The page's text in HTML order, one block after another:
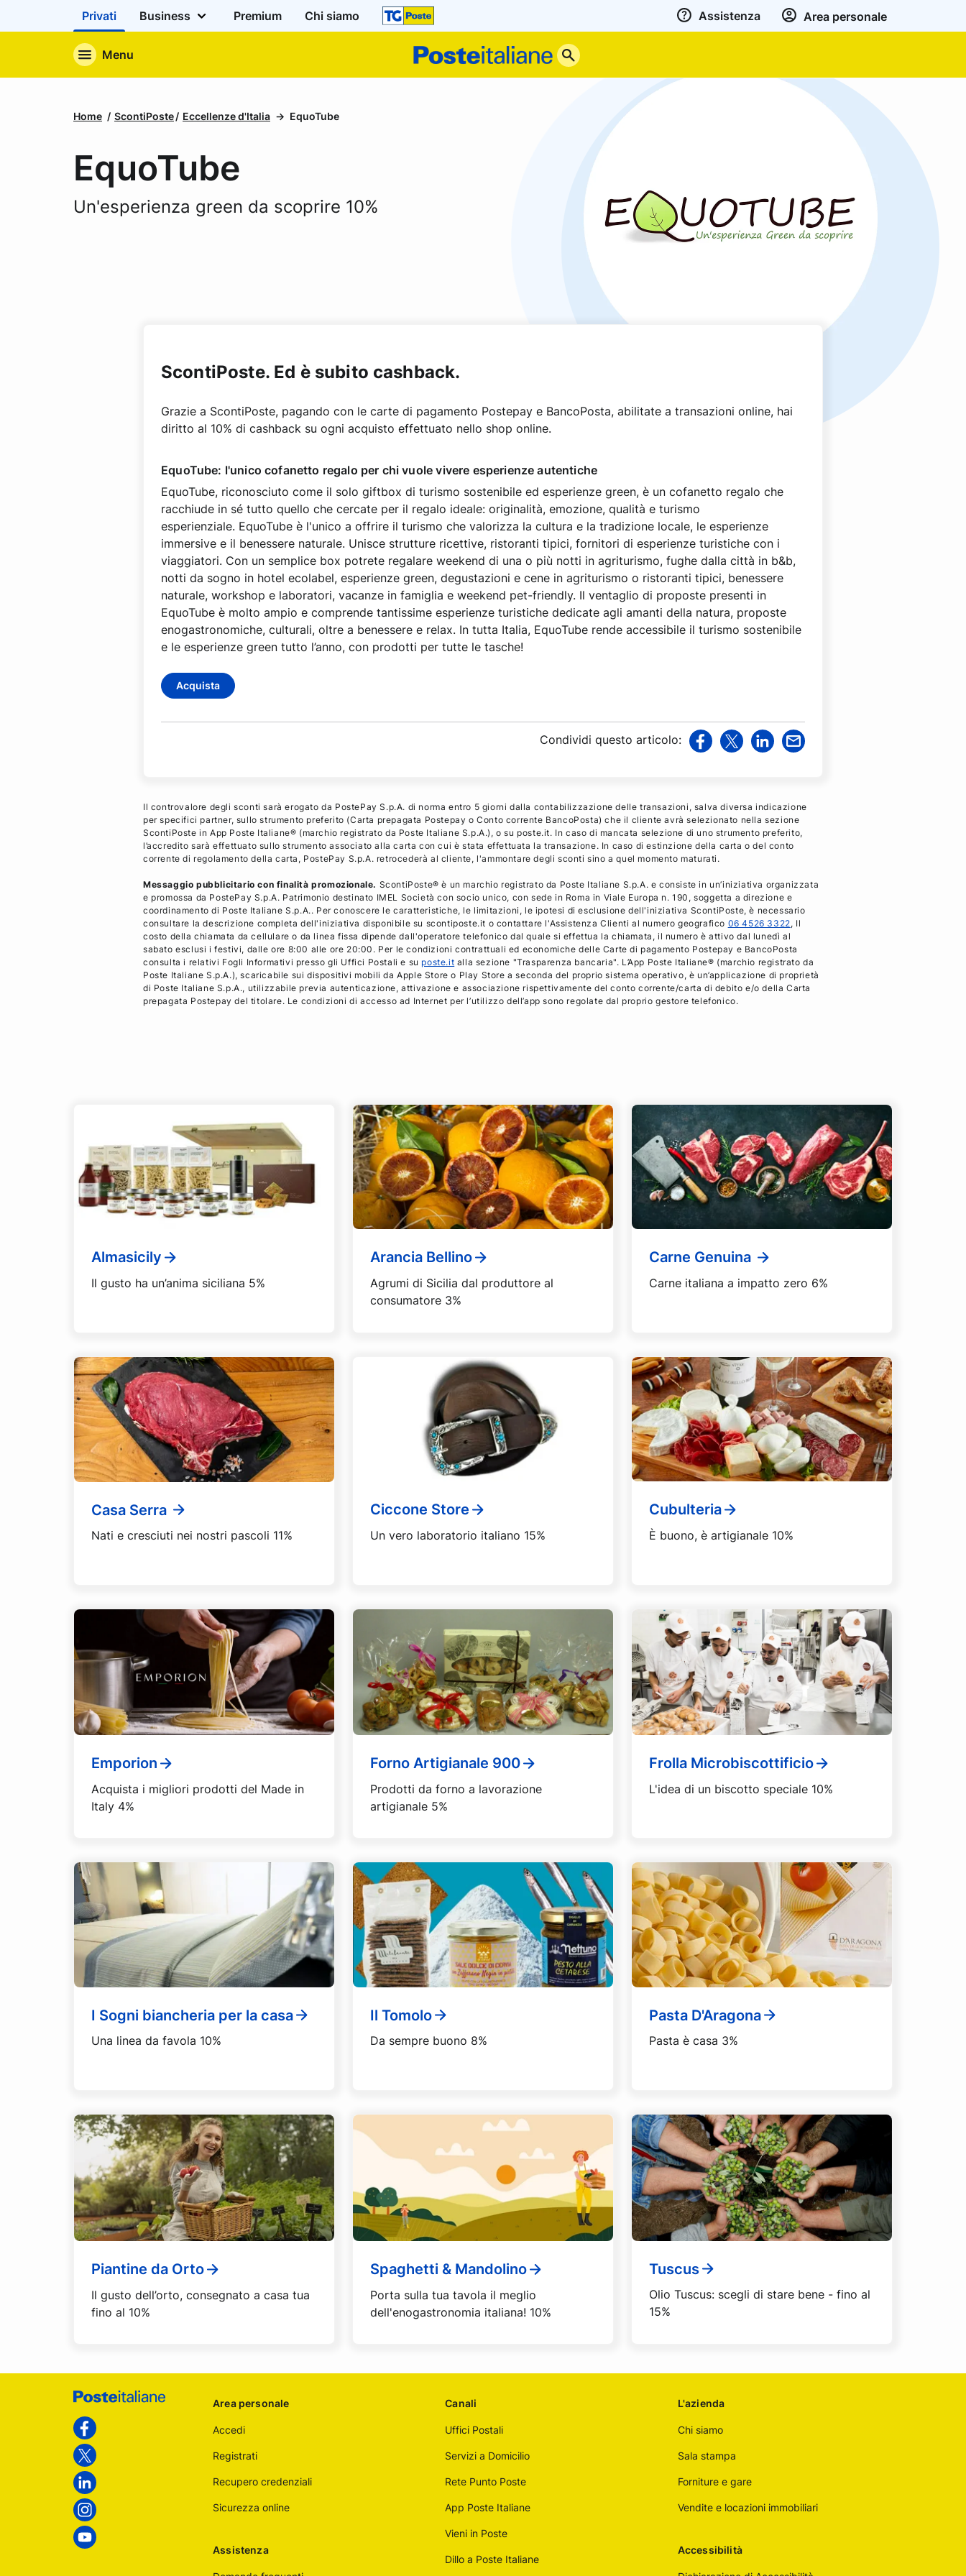
Privati Business Premium Chi siamo Assistenza Area personale
Menu
Poste
Italiane
Home ScontiPoste Eccellenze d'Italia EquoTube
EquoTube
Un'esperienza green da scoprire 10%
ScontiPoste. Ed è subito cashback.
Grazie a ScontiPoste, pagando con le carte di pagamento Postepay e BancoPosta, abilitate a transazioni online, hai
diritto al 10% di cashback su ogni acquisto effettuato nello shop online.
EquoTube: l'unico cofanetto regalo per chi vuole vivere esperienze autentiche
EquoTube, riconosciuto come il solo giftbox di turismo sostenibile ed esperienze green, è un cofanetto regalo che
racchiude in sé tutto quello che cercate per il regalo ideale: originalità, emozione, qualità e turismo
esperienziale. EquoTube è l'unico a offrire il turismo che valorizza la cultura e la tradizione locale, le esperienze
immersive e il benessere naturale. Unisce strutture ricettive, ristoranti tipici, fornitori di esperienze turistiche con i
viaggiatori. Con un semplice box potrete regalare weekend di una o più notti in agriturismo, fughe dalla città in b&b,
notti da sogno in hotel ecolabel, esperienze green, degustazioni e cene in agriturismo o ristoranti tipici, benessere
naturale, workshop e laboratori, vacanze in famiglia e weekend pet-friendly. Il ventaglio di proposte presenti in
EquoTube è molto ampio e comprende tantissime esperienze turistiche dedicate agli amanti della natura, proposte
enogastronomiche, culturali, oltre a benessere e relax. In tutta Italia, EquoTube rende accessibile il turismo sostenibile
e le esperienze green tutto l’anno, con prodotti per tutte le tasche!
Acquista
Condividi questo articolo:
v
a
c
e
o
o
k
v
w
i
t
e
r
v
i
n
k
d
i
n
Il controvalore degli sconti sarà erogato da PostePay S.p.A. di norma entro 5 giorni dalla contabilizzazione delle transazioni, salva diversa indicazione
per specifici partner, sullo strumento preferito (Carta prepagata Postepay o Conto corrente BancoPosta) che il cliente avrà selezionato nella sezione
ScontiPoste in App Poste Italiane® (marchio registrato da Poste Italiane S.p.A.), o su poste.it. In caso di mancata selezione di uno strumento preferito,
l’accredito sarà effettuato sullo strumento associato alla carta con cui è stata effettuata la transazione. In caso di estinzione della carta o del conto
corrente di regolamento della carta, PostePay S.p.A. retrocederà al cliente, l'ammontare degli sconti sino a quel momento maturati.
Messaggio pubblicitario con finalità promozionale. ScontiPoste® è un marchio registrato da Poste Italiane S.p.A. e consiste in un’iniziativa organizzata
e promossa da PostePay S.p.A. Patrimonio destinato IMEL Società con socio unico, con sede in Roma in Viale Europa n. 190, soggetta a direzione e
coordinamento di Poste Italiane S.p.A.. Per conoscere le caratteristiche, le limitazioni, le ipotesi di esclusione dell'iniziativa ScontiPoste, è necessario
consultare la descrizione completa dell'iniziativa disponibile su scontiposte.it o contattare l'Assistenza Clienti al numero geografico 06 4526 3322, Il
costo della chiamata da cellulare o da linea fissa dipende dall'operatore telefonico dal quale si effettua la chiamata, il numero è attivo dal lunedì al
sabato esclusi i festivi, dalle ore 8:00 alle ore 20:00. Per le condizioni contrattuali ed economiche delle Carte di pagamento Postepay e BancoPosta
consulta i relativi Fogli Informativi presso gli Uffici Postali e su poste.it alla sezione "Trasparenza bancaria". L’App Poste Italiane® (marchio registrato da
Poste Italiane S.p.A.), scaricabile sui dispositivi mobili da Apple Store o Play Store a seconda del proprio sistema operativo, è un’applicazione di proprietà
di Poste Italiane S.p.A., utilizzabile previa autenticazione, attivazione e associazione rispettivamente del conto corrente/carta di debito e/o della Carta
prepagata Postepay del titolare. Le condizioni di accesso ad Internet per l’utilizzo dell’app sono regolate dal proprio gestore telefonico.
Almasicily
Il gusto ha un’anima siciliana 5%
Arancia Bellino
Agrumi di Sicilia dal produttore al
consumatore 3%
Carne Genuina
Carne italiana a impatto zero 6%
Casa Serra
Nati e cresciuti nei nostri pascoli 11%
Ciccone Store
Un vero laboratorio italiano 15%
Cubulteria
È buono, è artigianale 10%
Emporion
Acquista i migliori prodotti del Made in
Italy 4%
Forno Artigianale 900
Prodotti da forno a lavorazione
artigianale 5%
Frolla Microbiscottificio
L'idea di un biscotto speciale 10%
I Sogni biancheria per la casa
Una linea da favola 10%
Il Tomolo
Da sempre buono 8%
Pasta D'Aragona
Pasta è casa 3%
Piantine da Orto
Il gusto dell’orto, consegnato a casa tua
fino al 10%
Spaghetti & Mandolino
Porta sulla tua tavola il meglio
dell'enogastronomia italiana! 10%
Tuscus
Olio Tuscus: scegli di stare bene - fino al
15%
Footer
Poste
Italiane
Area personale
Accedi
Registrati
Recupero credenziali
Sicurezza online
Assistenza
Canali
Uffici Postali
Servizi a Domicilio
Rete Punto Poste
App Poste Italiane
Vieni in Poste
Dillo a Poste Italiane
L'azienda
Chi siamo
Sala stampa
Forniture e gare
Vendite e locazioni immobiliari
Accessibilità